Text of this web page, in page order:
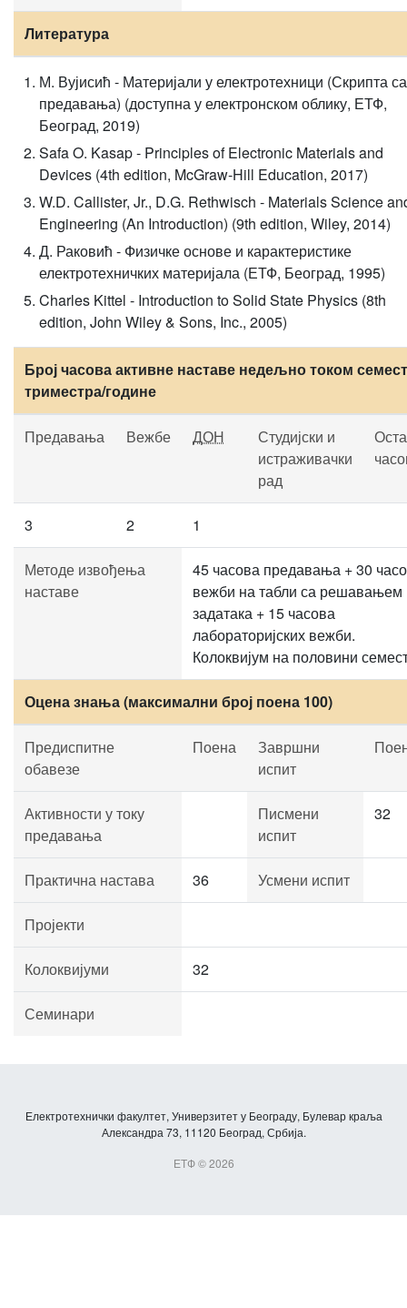
Литература
М. Вујисић - Материјали у електротехници (Скрипта са
предавања) (доступна у електронском облику, ЕТФ,
Београд, 2019)
Safa O. Kasap - Principles of Electronic Materials and
Devices (4th edition, McGraw-Hill Education, 2017)
W.D. Callister, Jr., D.G. Rethwisch - Materials Science
Engineering (An Introduction) (9th edition, Wiley, 2014)
Д. Раковић - Физичке основе и карактеристике
електротехничких материјала (ЕТФ, Београд, 1995)
Charles Kittel - Introduction to Solid State Physics (8th
edition, John Wiley & Sons, Inc., 2005)
Број часова активне наставе недељно током
триместра/године
Предавања Вежбе ДОН
Студијски и
истраживачки
рад
3 2 1
Методе извођења
наставе
45 часова предавања + 30
вежби на табли са решавањем
задатака + 15 часова
лабораторијских вежби.
Колоквијум на половини
Оцена знања (максимални број поена 100)
Предиспитне
обавезе
Поена
Завршни
испит
Активности у току
предавања
Писмени
испит
32
Практична настава 36 Усмени испит
Пројекти
Колоквијуми 32
Семинари
Електротехнички факултет, Универзитет у Београду, Булевар краља
Александра 73, 11120 Београд, Србија.
ЕТФ © 2026